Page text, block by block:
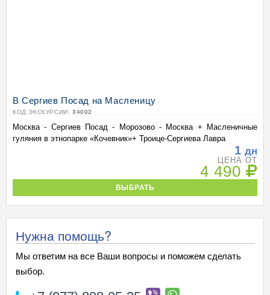
В Сергиев Посад на Масленицу
КОД ЭКСКУРСИИ: 34002
Москва - Сергиев Посад - Морозово - Москва + Масленичные
гуляния в этнопарке «Кочевник»+ Троице-Сергиева Лавра
1 дн
ЦЕНА ОТ
4 490
ВЫБРАТЬ
Нужна помощь?
Мы ответим на все Ваши вопросы и поможем сделать
выбор.